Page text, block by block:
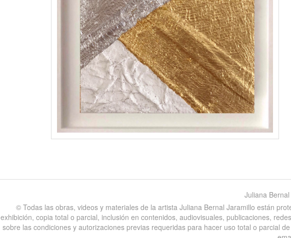
Juliana
©️ Todas las obras, videos y materiales de la artista Juliana Bernal Jaramillo están
exhibición, copia total o parcial, inclusión en contenidos, audiovisuales, publicaciones,
sobre las condiciones y autorizaciones previas requeridas para hacer uso total o parcial